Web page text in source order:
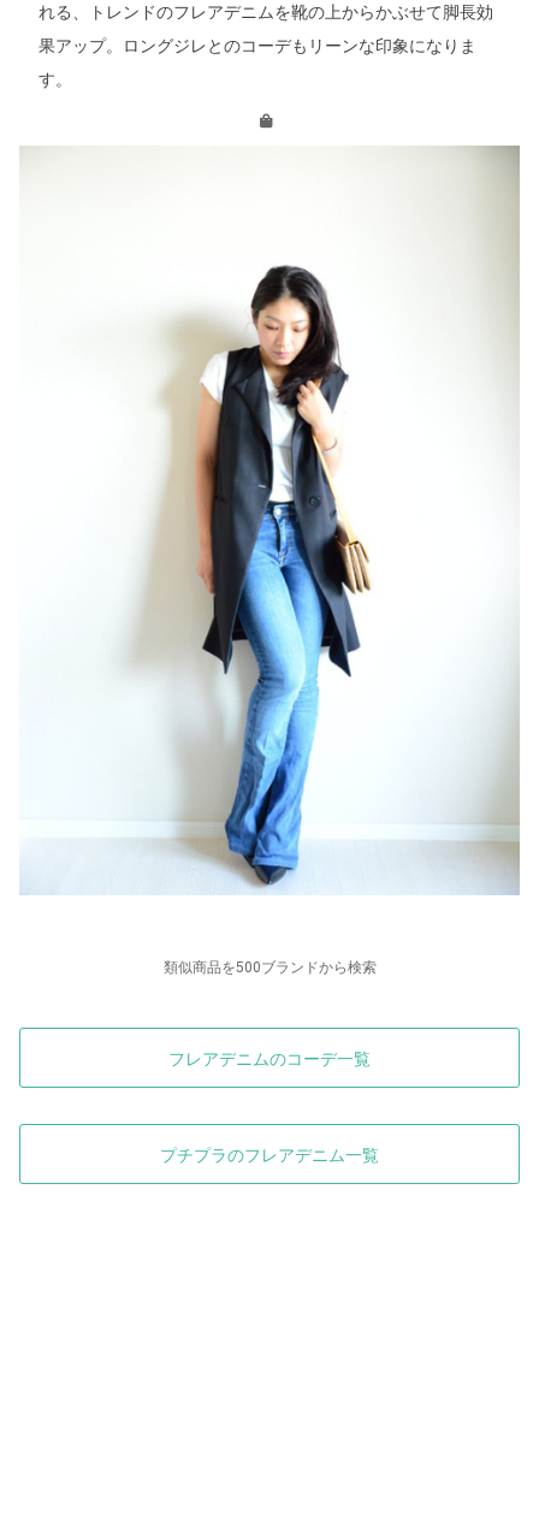
れる、トレンドのフレアデニムを靴の上からかぶせて脚長効
果アップ。ロングジレとのコーデもリーンな印象になりま
す。
類似商品を500ブランドから検索
フレアデニムのコーデ一覧
プチプラのフレアデニム一覧